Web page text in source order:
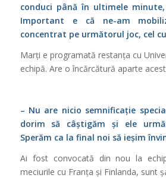
conduci până în ultimele
Important e că ne-am
concentrat pe următorul joc, cel
Marți e programată restanța cu
echipă. Are o încărcătură aparte
– Nu are nicio semnificație
dorim să câștigăm și ele
Sperăm ca la final noi să ieșim
Ai fost convocată din nou la
meciurile cu Franța și Finlanda, sunt